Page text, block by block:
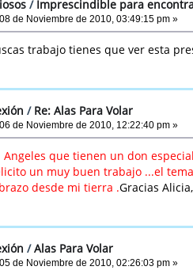
/ Imprescindible para
08 de Noviembre de 2010, 03:49:15 pm »
trabajo tienes que ver esta
/ Re: Alas Para Volar
06 de Noviembre de 2010, 12:22:40 pm »
Angeles que tienen un don
un muy buen trabajo ...el
desde mi tierra .Gracias
/Alas Para Volar
05 de Noviembre de 2010, 02:26:03 pm »